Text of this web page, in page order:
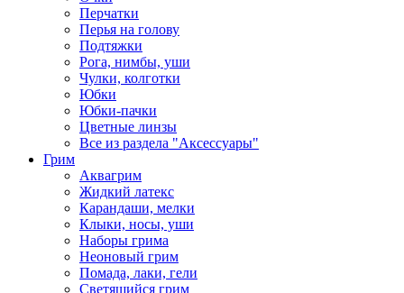
Перчатки
Перья на голову
Подтяжки
Рога, нимбы, уши
Чулки, колготки
Юбки
Юбки-пачки
Цветные линзы
Все из раздела "Аксессуары"
Грим
Аквагрим
Жидкий латекс
Карандаши, мелки
Клыки, носы, уши
Наборы грима
Неоновый грим
Помада, лаки, гели
Светящийся грим